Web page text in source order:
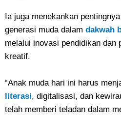
Ia juga menekankan
generasi muda dalam dakwah
melalui inovasi pendidikan dan
kreatif.
“Anak muda hari ini harus
literasi, digitalisasi, dan
telah memberi teladan dalam